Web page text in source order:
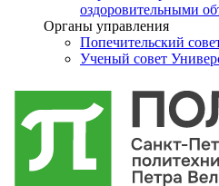
оздоровительными
Органы управления
Попечительский
Ученый совет